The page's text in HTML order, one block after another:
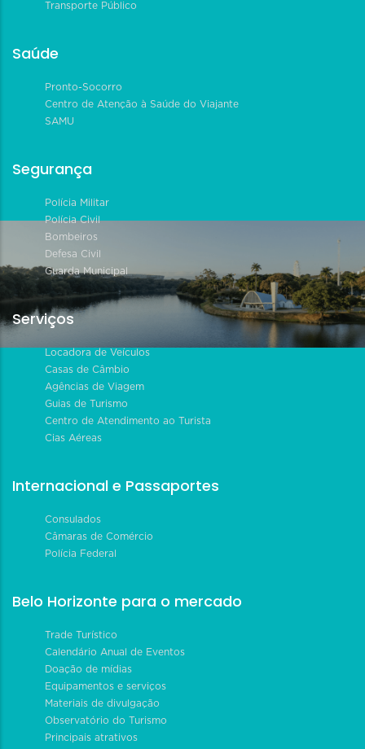
Transporte Público
Saúde
Pronto-Socorro
Centro de Atenção à Saúde do Viajante
SAMU
Segurança
Polícia Militar
Polícia Civil
Bombeiros
Defesa Civil
Guarda Municipal
Serviços
Locadora de Veículos
Casas de Câmbio
Agências de Viagem
Guias de Turismo
Centro de Atendimento ao Turista
Cias Aéreas
Internacional e Passaportes
Consulados
Câmaras de Comércio
Polícia Federal
Belo Horizonte para o mercado
Trade Turístico
Calendário Anual de Eventos
Doação de mídias
Equipamentos e serviços
Materiais de divulgação
Observatório do Turismo
Principais atrativos